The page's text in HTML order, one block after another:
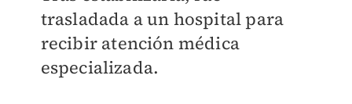
trasladada a un hospital para
recibir atención médica
especializada.